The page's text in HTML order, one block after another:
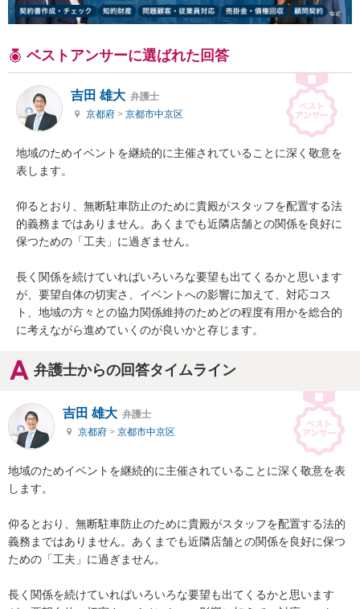
ベストアンサーに選ばれた回答
吉田 雄大 弁護士
京都府 > 京都市中京区
地域のためイベントを継続的に主催されていることに深く敬意を
表します。
仰るとおり、無断駐車防止のために貴殿がスタッフを配置する法
的義務まではありません。あくまでも近隣店舗との関係を良好に
保つための「工夫」に過ぎません。
長く関係を続けていればいろいろな要望も出てくるかと思います
が、要望自体の切実さ、イベントへの影響に加えて、対応コス
ト、地域の方々との協力関係維持のためどの程度有用かを総合的
に考えながら進めていくのが良いかと存じます。
弁護士からの回答タイムライン
吉田 雄大 弁護士
京都府 > 京都市中京区
地域のためイベントを継続的に主催されていることに深く敬意を表
します。
仰るとおり、無断駐車防止のために貴殿がスタッフを配置する法的
義務まではありません。あくまでも近隣店舗との関係を良好に保つ
ための「工夫」に過ぎません。
長く関係を続けていればいろいろな要望も出てくるかと思います